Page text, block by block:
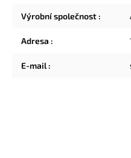
Výrobní společnost:
Adresa :
E-mail: